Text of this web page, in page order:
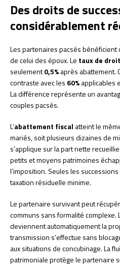
Des droits de
considérablement
Les partenaires pacsés bénéficient
de celui des époux. Le taux de
seulement0,5%après abattement.
contraste avec les 60%applicables
La différence représente un
couples pacsés.
L’abattement fiscal atteint le
mariés, soit plusieurs dizaines de
s’applique sur la part nette
petits et moyens patrimoines
l’imposition. Seules les
taxation résiduelle minime.
Le partenaire survivant peut
communs sans formalité complexe.
deviennent automatiquement la
transmission s’effectue sans
aux situations de concubinage. La
patrimoniale protège le partenaire